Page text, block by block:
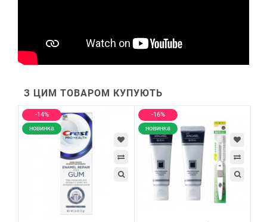
З ЦИМ ТОВАРОМ КУПУЮТЬ
-14%
новинка
-16%
новинка